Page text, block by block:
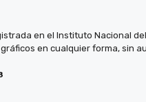
en el Instituto Nacional
en cualquier forma, sin